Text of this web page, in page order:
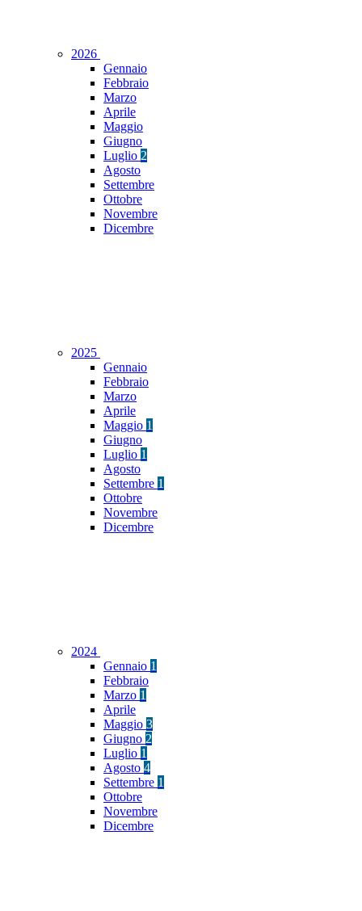
2026
Gennaio
Febbraio
Marzo
Aprile
Maggio
Giugno
Luglio 2
Agosto
Settembre
Ottobre
Novembre
Dicembre
2025
Gennaio
Febbraio
Marzo
Aprile
Maggio 1
Giugno
Luglio 1
Agosto
Settembre 1
Ottobre
Novembre
Dicembre
2024
Gennaio 1
Febbraio
Marzo 1
Aprile
Maggio 3
Giugno 2
Luglio 1
Agosto 4
Settembre 1
Ottobre
Novembre
Dicembre